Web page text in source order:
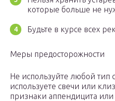
которые больше не
Будьте в курсе всех
Меры предосторожности
Не используйте любой тип
используете свечи или
признаки аппендицита